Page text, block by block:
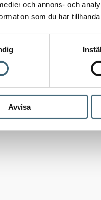
och annons- och
som du har
Avvisa
liter